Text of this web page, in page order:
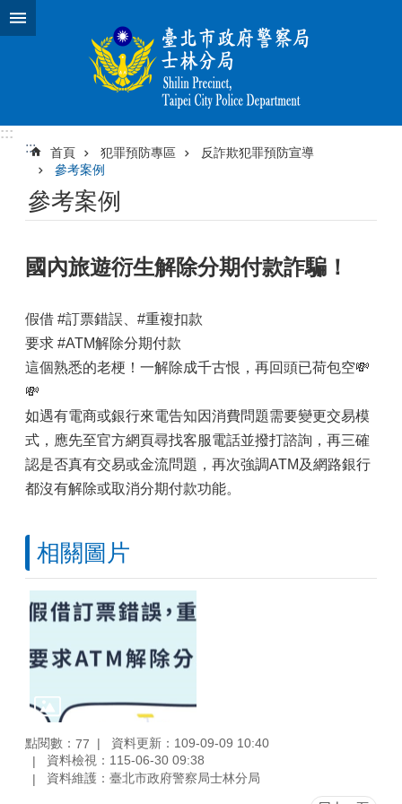
跳到主要內容區塊
:::
:::
首頁 犯罪預防專區
反詐欺犯罪預防宣導
參考案例
參考案例
國內旅遊衍生解除分期付款詐騙！
假借 #訂票錯誤、#重複扣款
要求 #ATM解除分期付款
這個熟悉的老梗！一解除成千古恨，再回頭已荷包空💸
💸
如遇有電商或銀行來電告知因消費問題需要變更交易模
式，應先至官方網頁尋找客服電話並撥打諮詢，再三確
認是否真有交易或金流問題，再次強調ATM及網路銀行
都沒有解除或取消分期付款功能。
相關圖片
點閱數： 77
資料更新：109-09-09 10:40
資料檢視：115-06-30 09:38
資料維護：臺北市政府警察局士林分局